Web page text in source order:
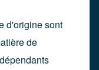
d'origine sont
de